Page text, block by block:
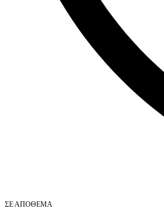
ΣΕ ΑΠΌΘΕΜΑ